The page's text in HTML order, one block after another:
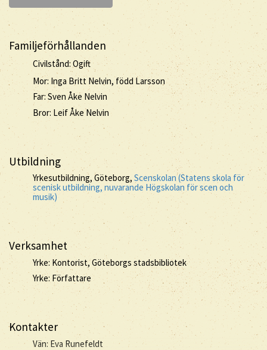
Familjeförhållanden
Civilstånd: Ogift
Mor: Inga Britt Nelvin, född Larsson
Far: Sven Åke Nelvin
Bror: Leif Åke Nelvin
Utbildning
Yrkesutbildning, Göteborg, Scenskolan (Statens skola för
scenisk utbildning, nuvarande Högskolan för scen och
musik)
Verksamhet
Yrke: Kontorist, Göteborgs stadsbibliotek
Yrke: Författare
Kontakter
Vän: Eva Runefeldt